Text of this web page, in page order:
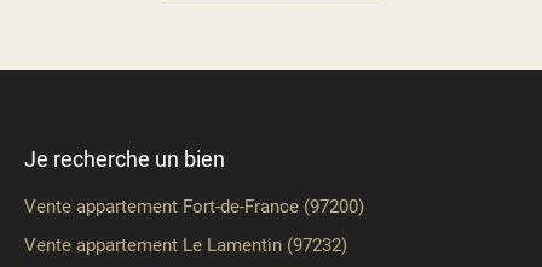
Je recherche un bien
Vente appartement Fort-de-France (97200)
Vente appartement Le Lamentin (97232)